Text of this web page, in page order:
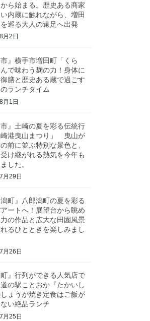
ら始まる。歴史ある商家
内蔵に触れながら、増田
巡る大人の遠足へ出発
月2日
市』横手市増田町「くら
で味わう麹の力！身体に
膳と歴史ある蔵で過ごす
ランチタイム
月1日
市』土崎の夏を彩る伝統行
港曳山まつり」 曳山が
前に並ぶ特別な景色と、
け継がれる熱気を今年も
した。
月29日
潟町』八郎潟町の夏を彩る
ートへ！展望台から眺め
の作品と広大な田園風景
るひとときを楽しみまし
月26日
町』行列ができる人気店で
の駅ことおか『たかいし
ょうが焼き定食はご飯が
い絶品ランチ
月25日